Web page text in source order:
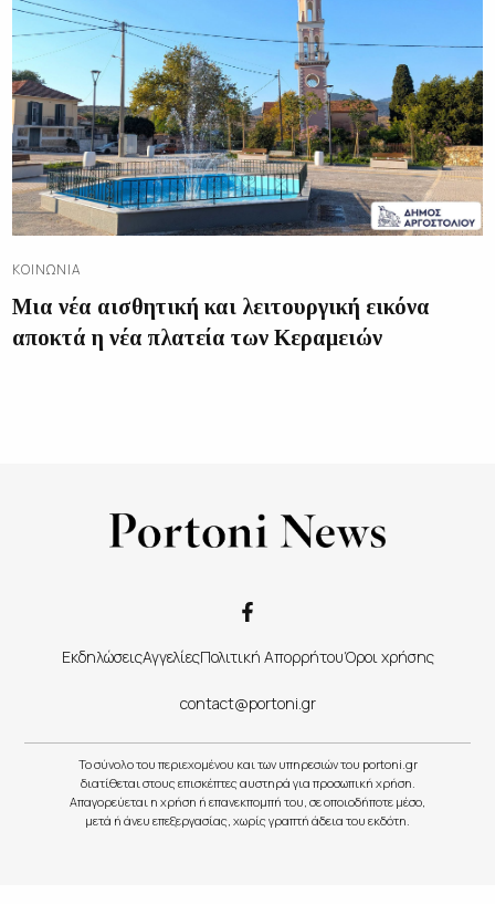
ΚΟΙΝΩΝΊΑ
Μια νέα αισθητική και λειτουργική εικόνα
αποκτά η νέα πλατεία των Κεραμειών
ΕκδηλώσειςΑγγελίεςΠολιτική ΑπορρήτουΌροι χρήσης
contact@portoni.gr
Το σύνολο του περιεχομένου και των υπηρεσιών του portoni.gr
διατίθεται στους επισκέπτες αυστηρά για προσωπική χρήση.
Απαγορεύεται η χρήση ή επανεκπομπή του, σε οποιοδήποτε μέσο,
μετά ή άνευ επεξεργασίας, χωρίς γραπτή άδεια του εκδότη.